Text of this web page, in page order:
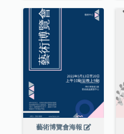
藝術博覽會海報